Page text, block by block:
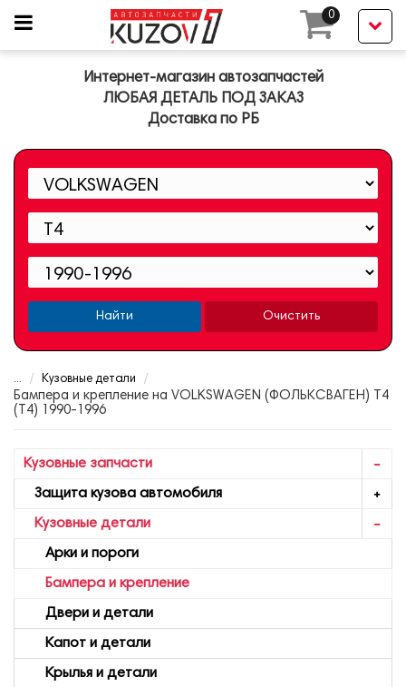
0
Интернет-магазин автозапчастей
ЛЮБАЯ ДЕТАЛЬ ПОД ЗАКАЗ
Доставка по РБ
Найти Очистить
... Кузовные детали
Бампера и крепление на VOLKSWAGEN (ФОЛЬКСВАГЕН) T4
(Т4) 1990-1996
Кузовные запчасти
Защита кузова автомобиля
Кузовные детали
Арки и пороги
Бампера и крепление
Двери и детали
Капот и детали
Крылья и детали